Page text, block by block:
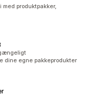
produktpakker,
dine egne pakkeprodukter